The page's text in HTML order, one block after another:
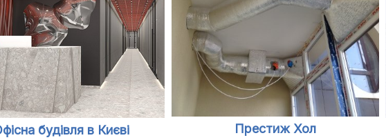
будівля в Києві Престиж Хол